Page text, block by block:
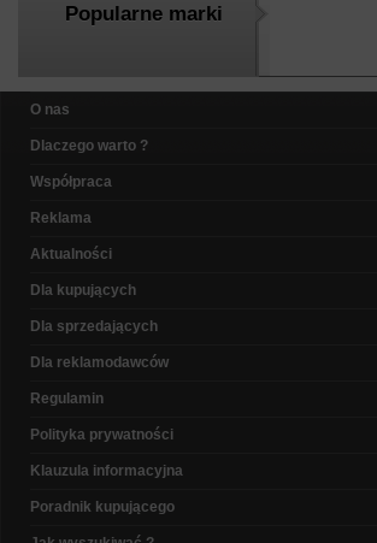
Popularne marki
O nas
Dlaczego warto ?
Współpraca
Reklama
Aktualności
Dla kupujących
Dla sprzedających
Dla reklamodawców
Regulamin
Polityka prywatności
Klauzula informacyjna
Poradnik kupującego